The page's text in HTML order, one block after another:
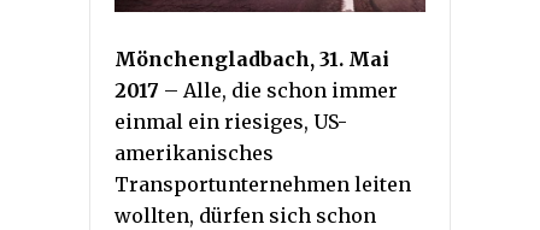
Mönchengladbach, 31. Mai
2017 – Alle, die schon immer
einmal ein riesiges, US-
amerikanisches
Transportunternehmen leiten
wollten, dürfen sich schon